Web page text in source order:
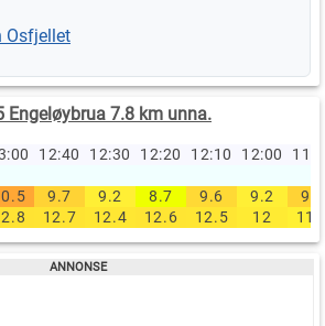
Osfjellet
Engeløybrua 7.8 km unna.
12:40 12:30 12:20 12:10 12:00
9.7 9.2 8.7 9.6 9.2
9.7
12.7 12.4 12.6 12.5 12